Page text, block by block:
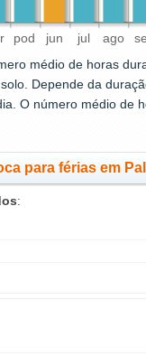
pod jun jul ago
médio de horas
Depende da
O número médio de
para férias em
: